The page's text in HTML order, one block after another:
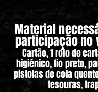
Material
participação no
Cartão, 1 rolo de
higiénico, fio preto,
pistolas de cola
tesouras,